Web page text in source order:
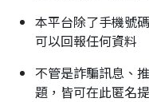
本平台除了手機號
可以回報任何資料
不管是詐騙訊息、
題，皆可在此匿名